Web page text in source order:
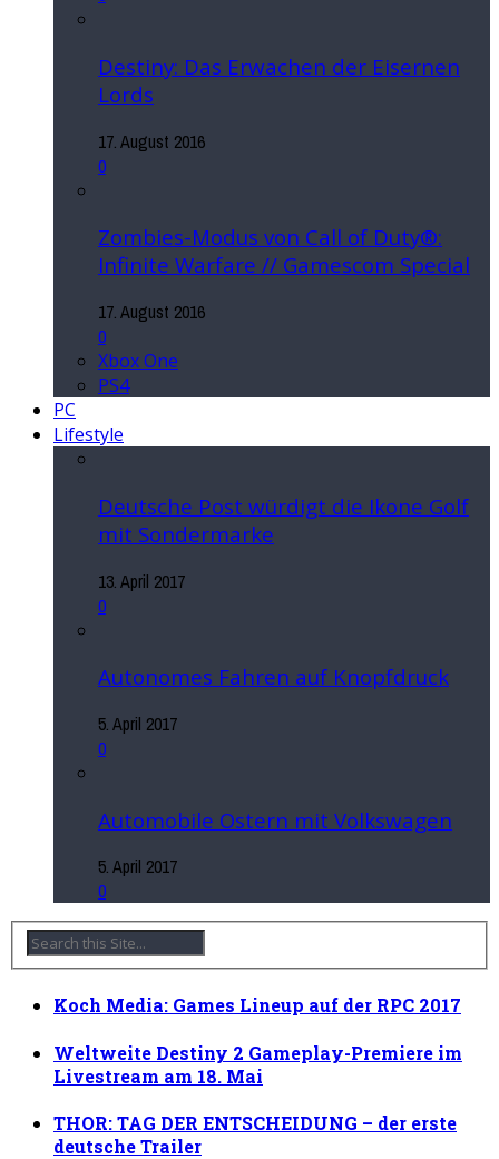
Destiny: Das Erwachen der Eisernen
Lords
17. August 2016
0
Zombies-Modus von Call of Duty®:
Infinite Warfare // Gamescom Special
17. August 2016
0
Xbox One
PS4
PC
Lifestyle
Deutsche Post würdigt die Ikone Golf
mit Sondermarke
13. April 2017
0
Autonomes Fahren auf Knopfdruck
5. April 2017
0
Automobile Ostern mit Volkswagen
5. April 2017
0
Koch Media: Games Lineup auf der RPC 2017
Weltweite Destiny 2 Gameplay-Premiere im
Livestream am 18. Mai
THOR: TAG DER ENTSCHEIDUNG – der erste
deutsche Trailer